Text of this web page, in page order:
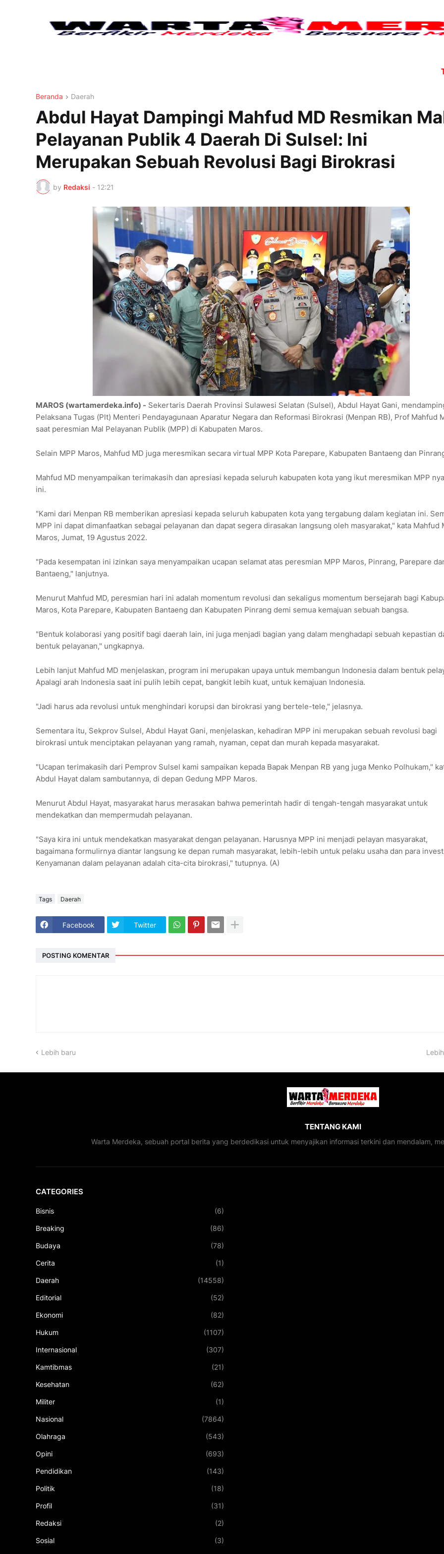
Tujuh
Beranda Daerah
Abdul Hayat Dampingi Mahfud MD Resmikan
Pelayanan Publik 4 Daerah Di Sulsel: Ini
Merupakan Sebuah Revolusi Bagi Birokrasi
by Redaksi - 12:21
MAROS (wartamerdeka.info) - Sekertaris Daerah Provinsi Sulawesi Selatan (Sulsel), Abdul Hayat Gani,
Pelaksana Tugas (Plt) Menteri Pendayagunaan Aparatur Negara dan Reformasi Birokrasi (Menpan RB), Prof Mahfud
saat peresmian Mal Pelayanan Publik (MPP) di Kabupaten Maros.
Selain MPP Maros, Mahfud MD juga meresmikan secara virtual MPP Kota Parepare, Kabupaten Bantaeng dan
Mahfud MD menyampaikan terimakasih dan apresiasi kepada seluruh kabupaten kota yang ikut meresmikan MPP
ini.
"Kami dari Menpan RB memberikan apresiasi kepada seluruh kabupaten kota yang tergabung dalam kegiatan ini.
MPP ini dapat dimanfaatkan sebagai pelayanan dan dapat segera dirasakan langsung oleh masyarakat," kata Mahfud
Maros, Jumat, 19 Agustus 2022.
"Pada kesempatan ini izinkan saya menyampaikan ucapan selamat atas peresmian MPP Maros, Pinrang, Parepare
Bantaeng," lanjutnya.
Menurut Mahfud MD, peresmian hari ini adalah momentum revolusi dan sekaligus momentum bersejarah bagi
Maros, Kota Parepare, Kabupaten Bantaeng dan Kabupaten Pinrang demi semua kemajuan sebuah bangsa.
"Bentuk kolaborasi yang positif bagi daerah lain, ini juga menjadi bagian yang dalam menghadapi sebuah kepastian
bentuk pelayanan," ungkapnya.
Lebih lanjut Mahfud MD menjelaskan, program ini merupakan upaya untuk membangun Indonesia dalam bentuk
Apalagi arah Indonesia saat ini pulih lebih cepat, bangkit lebih kuat, untuk kemajuan Indonesia.
"Jadi harus ada revolusi untuk menghindari korupsi dan birokrasi yang bertele-tele," jelasnya.
Sementara itu, Sekprov Sulsel, Abdul Hayat Gani, menjelaskan, kehadiran MPP ini merupakan sebuah revolusi bagi
birokrasi untuk menciptakan pelayanan yang ramah, nyaman, cepat dan murah kepada masyarakat.
"Ucapan terimakasih dari Pemprov Sulsel kami sampaikan kepada Bapak Menpan RB yang juga Menko Polhukam,"
Abdul Hayat dalam sambutannya, di depan Gedung MPP Maros.
Menurut Abdul Hayat, masyarakat harus merasakan bahwa pemerintah hadir di tengah-tengah masyarakat untuk
mendekatkan dan mempermudah pelayanan.
"Saya kira ini untuk mendekatkan masyarakat dengan pelayanan. Harusnya MPP ini menjadi pelayan masyarakat,
bagaimana formulirnya diantar langsung ke depan rumah masyarakat, lebih-lebih untuk pelaku usaha dan para
Kenyamanan dalam pelayanan adalah cita-cita birokrasi," tutupnya. (A)
Tags Daerah
Facebook Twitter
POSTING KOMENTAR
Lebih baru
TENTANG KAMI
Warta Merdeka, sebuah portal berita yang berdedikasi untuk menyajikan informasi terkini dan mendalam,
CATEGORIES
Bisnis (6)
Breaking (86)
Budaya (78)
Cerita (1)
Daerah (14558)
Editorial (52)
Ekonomi (82)
Hukum (1107)
Internasional (307)
Kamtibmas (21)
Kesehatan (62)
Militer (1)
Nasional (7864)
Olahraga (543)
Opini (693)
Pendidikan (143)
Politik (18)
Profil (31)
Redaksi (2)
Sosial (3)